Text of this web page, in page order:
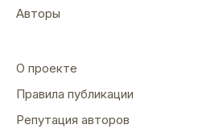
Авторы
О проекте
Правила публикации
Репутация авторов